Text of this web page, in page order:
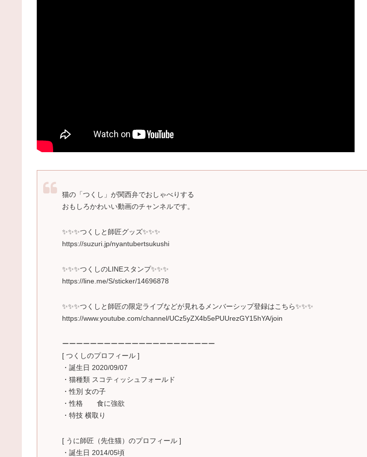
猫の「つくし」が関西弁でおしゃべりする
おもしろかわいい動画のチャンネルです。
✨✨✨つくしと師匠グッズ✨✨✨
https://suzuri.jp/nyantubertsukushi
✨✨✨つくしのLINEスタンプ✨✨✨
https://line.me/S/sticker/14696878
✨✨✨つくしと師匠の限定ライブなどが見れるメンバーシップ登録はこちら✨✨✨
https://www.youtube.com/channel/UCz5yZX4b5ePUUrezGY15hYA/join
ーーーーーーーーーーーーーーーーーーーーーー
[ つくしのプロフィール ]
・誕生日 2020/09/07
・猫種類 スコティッシュフォールド
・性別 女の子
・性格 食に強欲
・特技 横取り
[ うに師匠（先住猫）のプロフィール ]
・誕生日 2014/05頃